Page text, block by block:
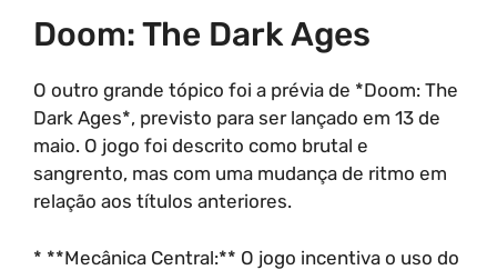
Doom: The Dark Ages
O outro grande tópico foi a prévia de *Doom: The
Dark Ages*, previsto para ser lançado em 13 de
maio. O jogo foi descrito como brutal e
sangrento, mas com uma mudança de ritmo em
relação aos títulos anteriores.
* **Mecânica Central:** O jogo incentiva o uso do